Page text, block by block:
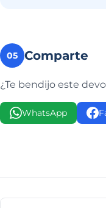
05 Comparte
¿Te bendijo este
WhatsApp